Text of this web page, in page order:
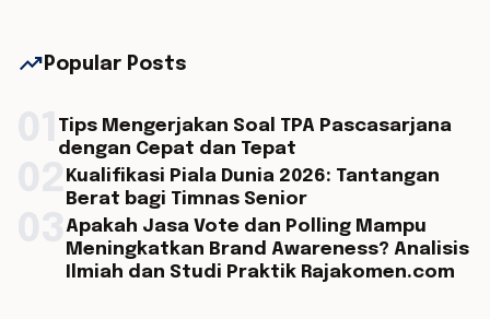
trending_up Popular Posts
Tips Mengerjakan Soal TPA Pascasarjana
dengan Cepat dan Tepat
Kualifikasi Piala Dunia 2026: Tantangan
Berat bagi Timnas Senior
Apakah Jasa Vote dan Polling Mampu
Meningkatkan Brand Awareness? Analisis
Ilmiah dan Studi Praktik Rajakomen.com